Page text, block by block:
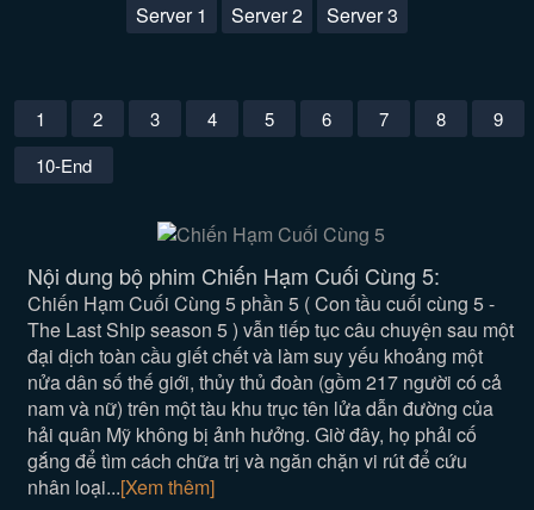
Server 1 Server 2 Server 3
1 2 3 4 5 6 7 8
9
10-End
Nội dung bộ phim Chiến Hạm Cuối Cùng 5:
Chiến Hạm Cuối Cùng 5 phần 5 ( Con tầu cuối cùng 5 -
The Last Ship season 5 ) vẫn tiếp tục câu chuyện sau một
đại dịch toàn cầu giết chết và làm suy yếu khoảng một
nửa dân số thế giới, thủy thủ đoàn (gồm 217 người có cả
nam và nữ) trên một tàu khu trục tên lửa dẫn đường của
hải quân Mỹ không bị ảnh hưởng. Giờ đây, họ phải cố
gắng để tìm cách chữa trị và ngăn chặn vi rút để cứu
nhân loại...[Xem thêm]